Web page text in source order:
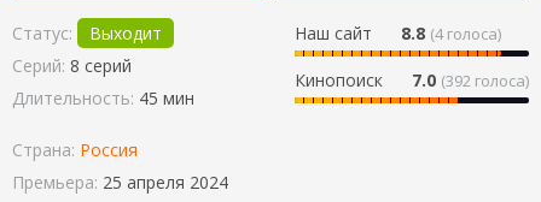
Наш сайт 8.8 (4голоса)
Кинопоиск 7.0 (392 голоса)
Статус:
Выходит
Серий: 8 серий
Длительность: 45 мин
Страна: Россия
Премьера: 25 апреля 2024